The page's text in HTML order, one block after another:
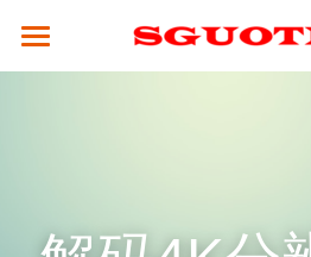
SGUOTECH
4K视频会议系统
高清视频会议终端
解决方案
商品分类